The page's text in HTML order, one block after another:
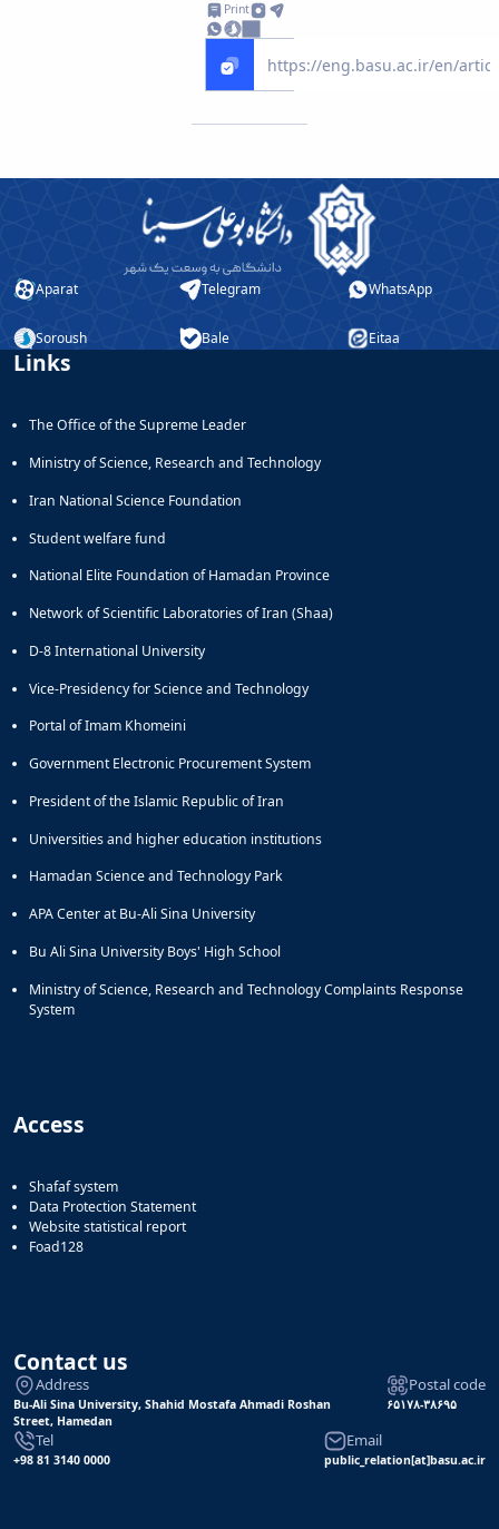
Print
Aparat Telegram WhatsApp
Soroush Bale Eitaa
Links
The Office of the Supreme Leader
Ministry of Science, Research and Technology
Iran National Science Foundation
Student welfare fund
National Elite Foundation of Hamadan Province
Network of Scientific Laboratories of Iran (Shaa)
D-8 International University
Vice-Presidency for Science and Technology
Portal of Imam Khomeini
Government Electronic Procurement System
President of the Islamic Republic of Iran
Universities and higher education institutions
Hamadan Science and Technology Park
APA Center at Bu-Ali Sina University
Bu Ali Sina University Boys' High School
Ministry of Science, Research and Technology Complaints Response
System
Access
Shafaf system
Data Protection Statement
Website statistical report
Foad128
Contact us
Address
Bu-Ali Sina University, Shahid Mostafa Ahmadi Roshan
Street, Hamedan
Postal code
۶۵۱۷۸-۳۸۶۹۵
Tel
+98 81 3140 0000
Email
public_relation[at]basu.ac.ir